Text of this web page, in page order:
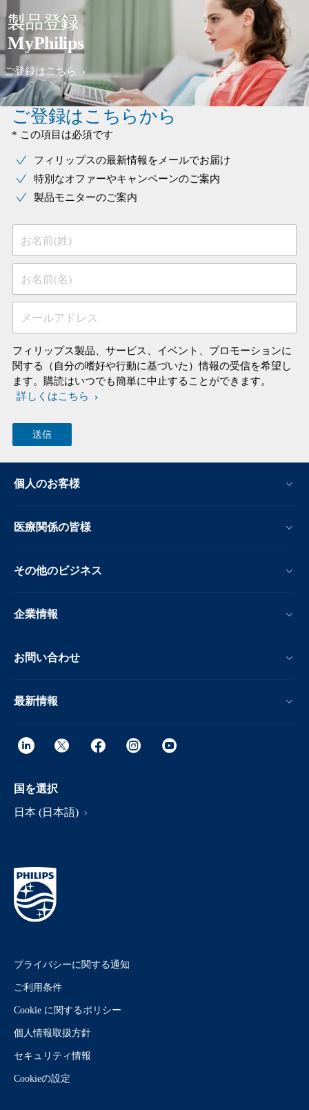
製品登録
MyPhilips
ご登録はこちら
ご登録はこちらから
* この項目は必須です
フィリップスの最新情報をメールでお届け
特別なオファーやキャンペーンのご案内
製品モニターのご案内
お名前(姓)
お名前(名)
メールアドレス
フィリップス製品、サービス、イベント、プロモーションに
関する（自分の嗜好や行動に基づいた）情報の受信を希望し
ます。購読はいつでも簡単に中止することができます。
詳しくはこちら
個人のお客様
医療関係の皆様
その他のビジネス
企業情報
お問い合わせ
最新情報
国を選択
日本 (日本語)
プライバシーに関する通知
ご利用条件
Cookie に関するポリシー
個人情報取扱方針
セキュリティ情報
Cookieの設定